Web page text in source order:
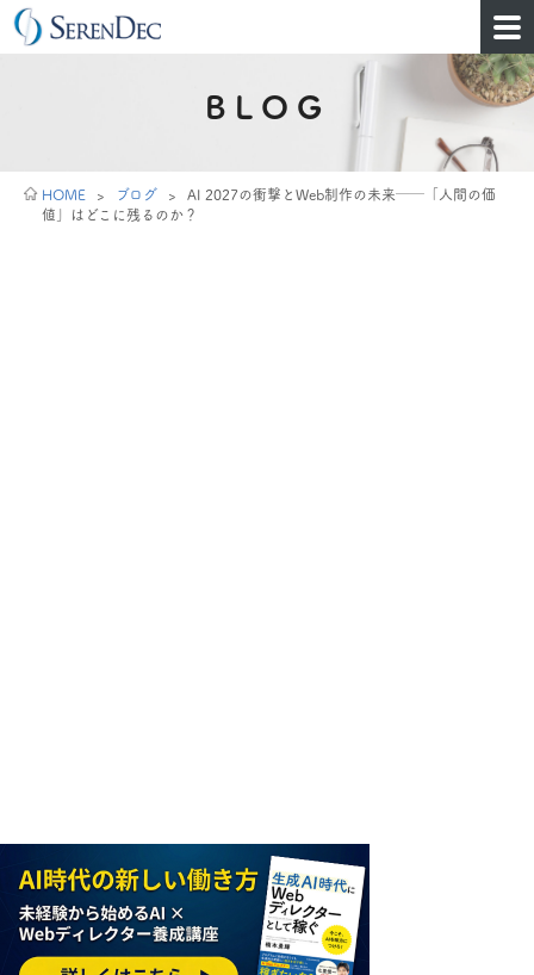
BLOG
HOME > ブログ > AI 2027の衝撃とWeb制作の未来──「人間の価
値」はどこに残るのか？